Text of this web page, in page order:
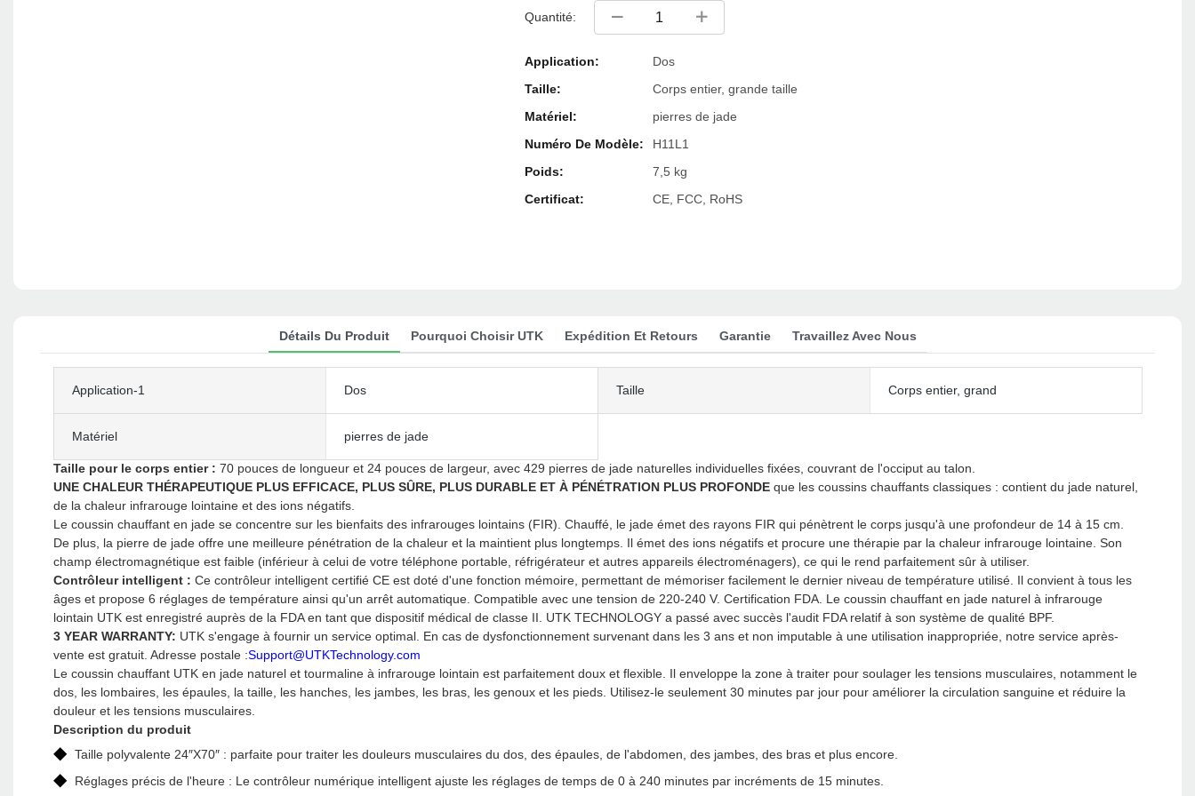
Quantité:
Application:
Dos
Taille:
Corps entier, grande taille
Matériel:
pierres de jade
Numéro De Modèle:
H11L1
Poids:
7,5 kg
Certificat:
CE, FCC, RoHS
Détails Du Produit Pourquoi Choisir UTK Expédition Et Retours Garantie Travaillez Avec Nous
Application-1 Dos Taille Corps entier, grand
Matériel pierres de jade
Taille pour le corps entier : 70 pouces de longueur et 24 pouces de largeur, avec 429 pierres de jade naturelles individuelles fixées, couvrant de l'occiput au talon.
UNE CHALEUR THÉRAPEUTIQUE PLUS EFFICACE, PLUS SÛRE, PLUS DURABLE ET À PÉNÉTRATION PLUS PROFONDE que les coussins chauffants classiques : contient du jade naturel,
de la chaleur infrarouge lointaine et des ions négatifs.
Le coussin chauffant en jade se concentre sur les bienfaits des infrarouges lointains (FIR). Chauffé, le jade émet des rayons FIR qui pénètrent le corps jusqu'à une profondeur de 14 à 15 cm.
De plus, la pierre de jade offre une meilleure pénétration de la chaleur et la maintient plus longtemps. Il émet des ions négatifs et procure une thérapie par la chaleur infrarouge lointaine. Son
champ électromagnétique est faible (inférieur à celui de votre téléphone portable, réfrigérateur et autres appareils électroménagers), ce qui le rend parfaitement sûr à utiliser.
Contrôleur intelligent : Ce contrôleur intelligent certifié CE est doté d'une fonction mémoire, permettant de mémoriser facilement le dernier niveau de température utilisé. Il convient à tous les
âges et propose 6 réglages de température ainsi qu'un arrêt automatique. Compatible avec une tension de 220-240 V. Certification FDA. Le coussin chauffant en jade naturel à infrarouge
lointain UTK est enregistré auprès de la FDA en tant que dispositif médical de classe II. UTK TECHNOLOGY a passé avec succès l'audit FDA relatif à son système de qualité BPF.
3 YEAR WARRANTY: UTK s'engage à fournir un service optimal. En cas de dysfonctionnement survenant dans les 3 ans et non imputable à une utilisation inappropriée, notre service après-
vente est gratuit. Adresse postale :Support@UTKTechnology.com
Le coussin chauffant UTK en jade naturel et tourmaline à infrarouge lointain est parfaitement doux et flexible. Il enveloppe la zone à traiter pour soulager les tensions musculaires, notamment le
dos, les lombaires, les épaules, la taille, les hanches, les jambes, les bras, les genoux et les pieds. Utilisez-le seulement 30 minutes par jour pour améliorer la circulation sanguine et réduire la
douleur et les tensions musculaires.
Description du produit
◆ Taille polyvalente 24″X70″ : parfaite pour traiter les douleurs musculaires du dos, des épaules, de l'abdomen, des jambes, des bras et plus encore.
◆ Réglages précis de l'heure : Le contrôleur numérique intelligent ajuste les réglages de temps de 0 à 240 minutes par incréments de 15 minutes.